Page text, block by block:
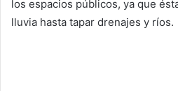
los espacios públicos, ya que
lluvia hasta tapar drenajes y ríos.